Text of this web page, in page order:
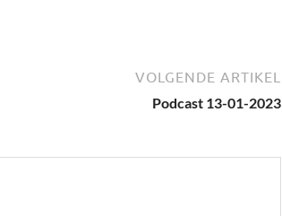
VOLGENDE ARTIKEL
Podcast 13-01-2023